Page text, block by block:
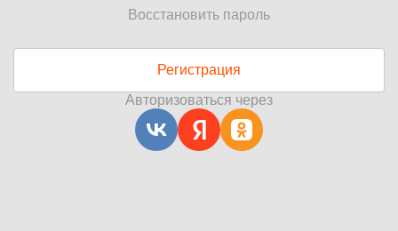
Восстановить пароль
Регистрация
Авторизоваться через